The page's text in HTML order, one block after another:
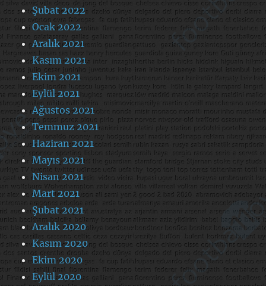
Şubat 2022
Ocak 2022
Aralık 2021
Kasım 2021
Ekim 2021
Eylül 2021
Ağustos 2021
Temmuz 2021
Haziran 2021
Mayıs 2021
Nisan 2021
Mart 2021
Şubat 2021
Aralık 2020
Kasım 2020
Ekim 2020
Eylül 2020